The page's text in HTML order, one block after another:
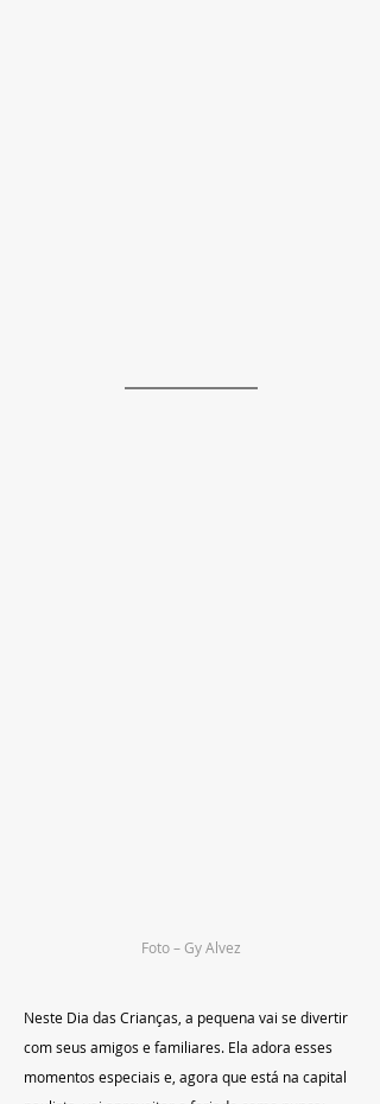
Foto – Gy Alvez
Neste Dia das Crianças, a pequena vai se divertir
com seus amigos e familiares. Ela adora esses
momentos especiais e, agora que está na capital